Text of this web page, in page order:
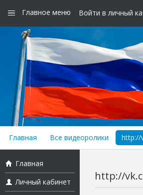
Главное меню Войти в личный
Главная Все видеоролики http://
Главная
Личный кабинет
http://